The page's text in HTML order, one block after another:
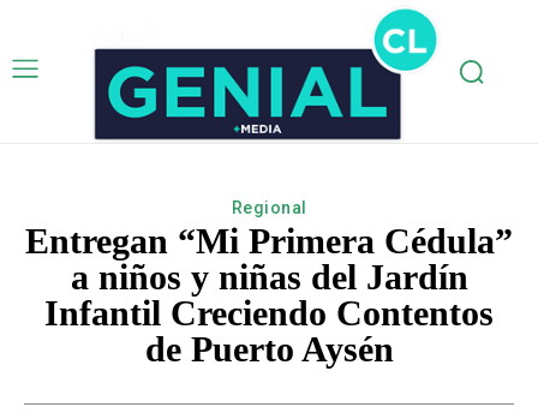
Regional
Entregan “Mi Primera Cédula”
a niños y niñas del Jardín
Infantil Creciendo Contentos
de Puerto Aysén